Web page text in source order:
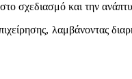
σχεδιασμό και την
λαμβάνοντας